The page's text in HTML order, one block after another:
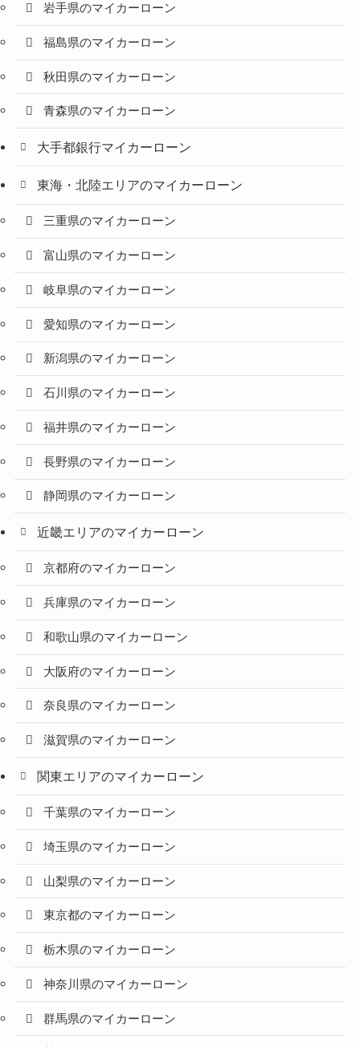
岩手県のマイカーローン
福島県のマイカーローン
秋田県のマイカーローン
青森県のマイカーローン
大手都銀行マイカーローン
東海・北陸エリアのマイカーローン
三重県のマイカーローン
富山県のマイカーローン
岐阜県のマイカーローン
愛知県のマイカーローン
新潟県のマイカーローン
石川県のマイカーローン
福井県のマイカーローン
長野県のマイカーローン
静岡県のマイカーローン
近畿エリアのマイカーローン
京都府のマイカーローン
兵庫県のマイカーローン
和歌山県のマイカーローン
大阪府のマイカーローン
奈良県のマイカーローン
滋賀県のマイカーローン
関東エリアのマイカーローン
千葉県のマイカーローン
埼玉県のマイカーローン
山梨県のマイカーローン
東京都のマイカーローン
栃木県のマイカーローン
神奈川県のマイカーローン
群馬県のマイカーローン